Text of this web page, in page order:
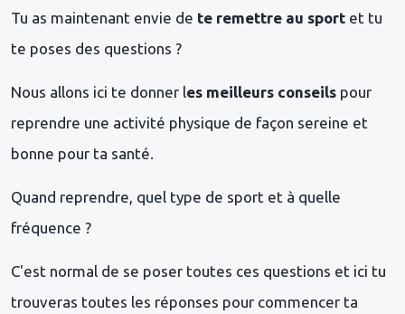
Tu as maintenant envie de te remettre au sport et tu
te poses des questions ?
Nous allons ici te donner les meilleurs conseils pour
reprendre une activité physique de façon sereine et
bonne pour ta santé.
Quand reprendre, quel type de sport et à quelle
fréquence ?
C'est normal de se poser toutes ces questions et ici tu
trouveras toutes les réponses pour commencer ta